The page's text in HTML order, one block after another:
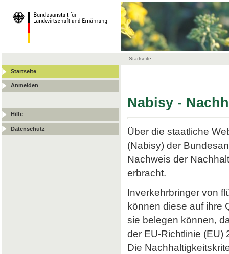
Startseite
Startseite
Anmelden
Hilfe
Datenschutz
Nabisy -
Über die staatliche
(Nabisy) der
Nachweis der
erbracht.
Inverkehrbringer von
können diese auf ihre
sie belegen können,
der EU-Richtlinie (EU)
Die